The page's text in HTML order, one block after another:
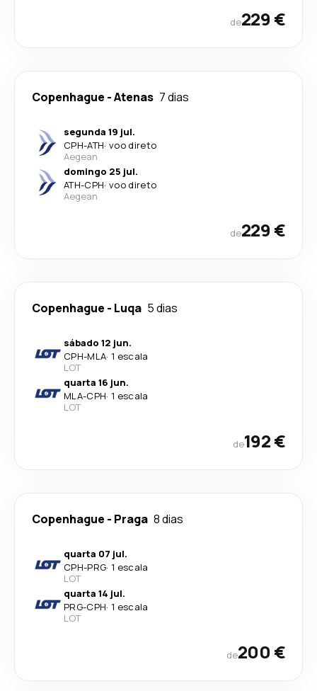
de229 €
Copenhague -Atenas 7 dias
segunda 19 jul.
CPH-ATH· voo direto
Aegean
domingo 25 jul.
ATH-CPH· voo direto
Aegean
de229 €
Copenhague - Luqa 5 dias
sábado 12 jun.
CPH-MLA· 1 escala
LOT
quarta 16 jun.
MLA-CPH· 1 escala
LOT
de192 €
Copenhague - Praga 8 dias
quarta 07 jul.
CPH-PRG· 1 escala
LOT
quarta 14 jul.
PRG-CPH· 1 escala
LOT
de200 €